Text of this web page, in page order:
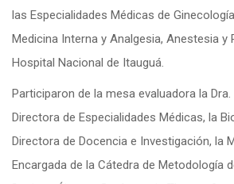
las Especialidades Médicas de
Medicina Interna y Analgesia, Anestesia y
Hospital Nacional de Itauguá.
Participaron de la mesa evaluadora la
Directora de Especialidades Médicas, la
Directora de Docencia e Investigación, la
Encargada de la Cátedra de Metodología